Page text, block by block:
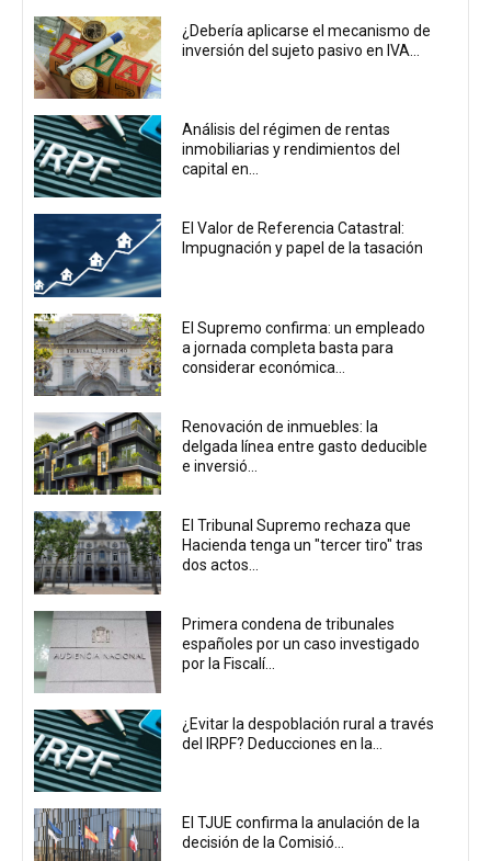
¿Debería aplicarse el mecanismo de
inversión del sujeto pasivo en IVA...
Análisis del régimen de rentas
inmobiliarias y rendimientos del
capital en...
El Valor de Referencia Catastral:
Impugnación y papel de la tasación
El Supremo confirma: un empleado
a jornada completa basta para
considerar económica...
Renovación de inmuebles: la
delgada línea entre gasto deducible
e inversió...
El Tribunal Supremo rechaza que
Hacienda tenga un "tercer tiro" tras
dos actos...
Primera condena de tribunales
españoles por un caso investigado
por la Fiscalí...
¿Evitar la despoblación rural a través
del IRPF? Deducciones en la...
El TJUE confirma la anulación de la
decisión de la Comisió...